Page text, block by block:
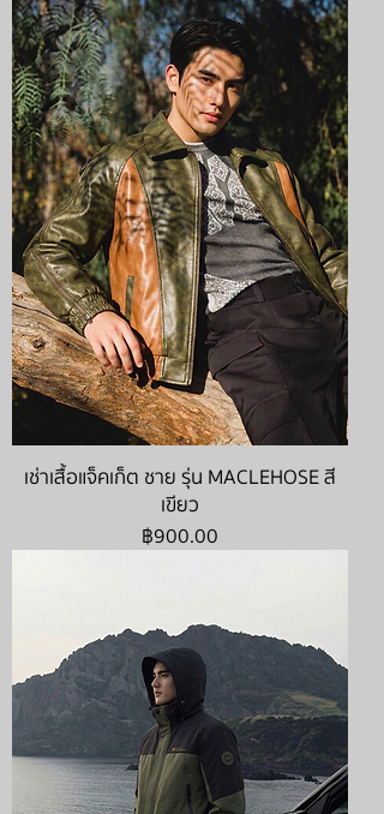
เช่าเสื้อแจ็คเก็ต ชาย รุ่น MACLEHOSE สี
เขียว
ราคา
฿900.00